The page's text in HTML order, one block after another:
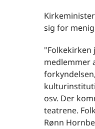
sig for
"Folkekirken
medlemmer
osv. Der
teatrene.
Rønn